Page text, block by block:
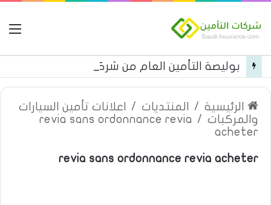
الرئيسية / المنتديات /
اعلانات تأمين السيارات
والمركبات /
revia sans ordonnance revia
acheter
revia sans ordonnance revia acheter